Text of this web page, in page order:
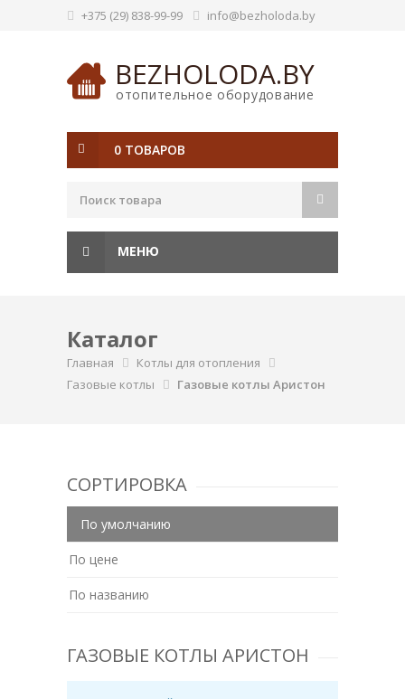
+375 (29) 838-99-99 info@bezholoda.by
BEZHOLODA.BY
отопительное оборудование
0 ТОВАРОВ
МЕНЮ
Каталог
Главная
Котлы для отопления
Газовые котлы
Газовые котлы Аристон
СОРТИРОВКА
По умолчанию
По цене
По названию
ГАЗОВЫЕ КОТЛЫ АРИСТОН